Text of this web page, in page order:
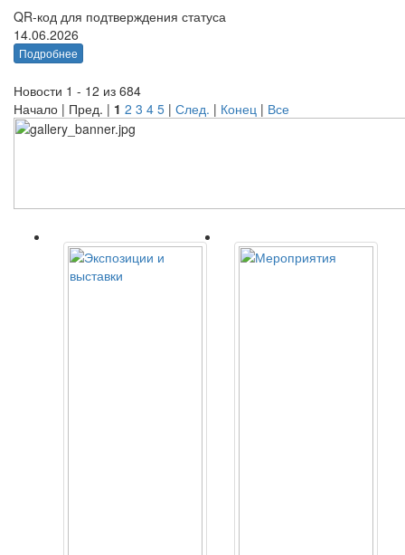
QR-код для подтверждения статуса
14.06.2026
Подробнее
Новости 1 - 12 из 684
Начало | Пред. | 1 2 3 4 5 | След. | Конец | Все